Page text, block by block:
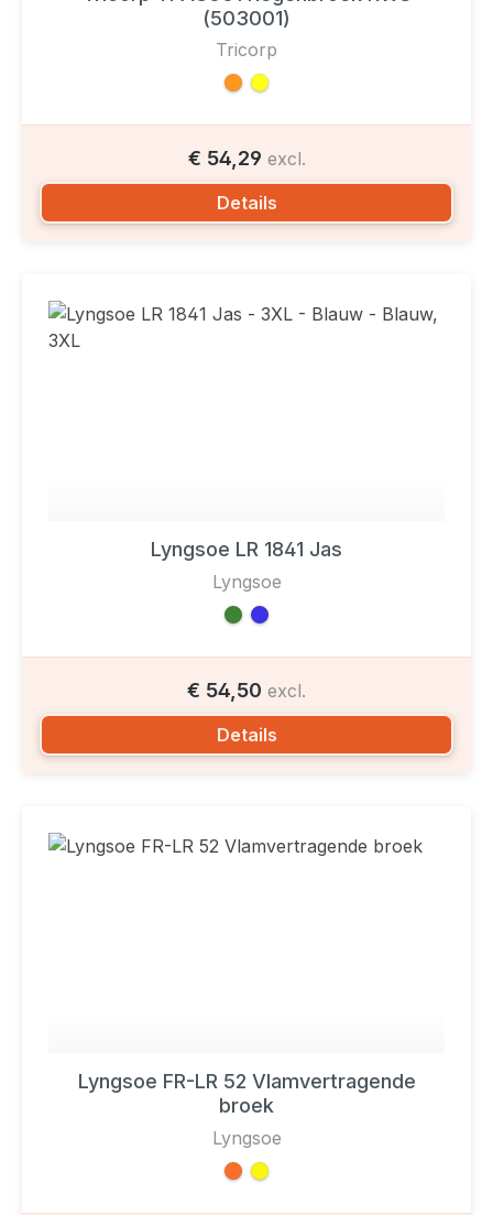
(503001)
Tricorp
€ 54,29 excl.
Details
Lyngsoe LR 1841 Jas
Lyngsoe
€ 54,50 excl.
Details
Lyngsoe FR-LR 52 Vlamvertragende
broek
Lyngsoe